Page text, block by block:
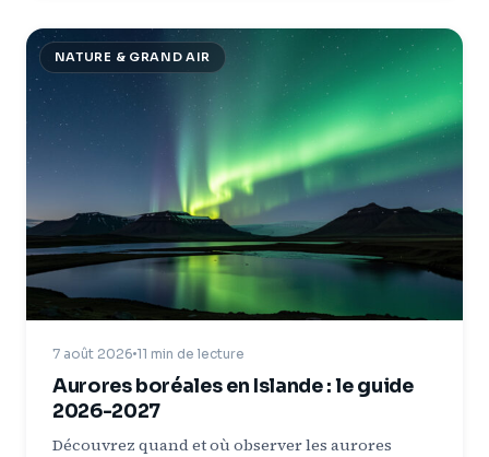
NATURE & GRAND AIR
7 août 2026 11 min de lecture
Aurores boréales en Islande : le guide
2026-2027
Découvrez quand et où observer les aurores